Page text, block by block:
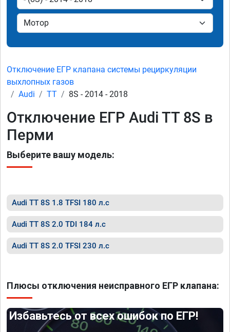
Отключение ЕГР клапана системы рециркуляции
выхлопных газов
Audi
TT 8S - 2014 - 2018
Отключение ЕГР Audi TT 8S в
Перми
Выберите вашу модель:
Audi TT 8S 1.8 TFSI 180 л.с
Audi TT 8S 2.0 TDI 184 л.с
Audi TT 8S 2.0 TFSI 230 л.с
Плюсы отключения неисправного ЕГР клапана:
Избавьтесь от всех ошибок по ЕГР!